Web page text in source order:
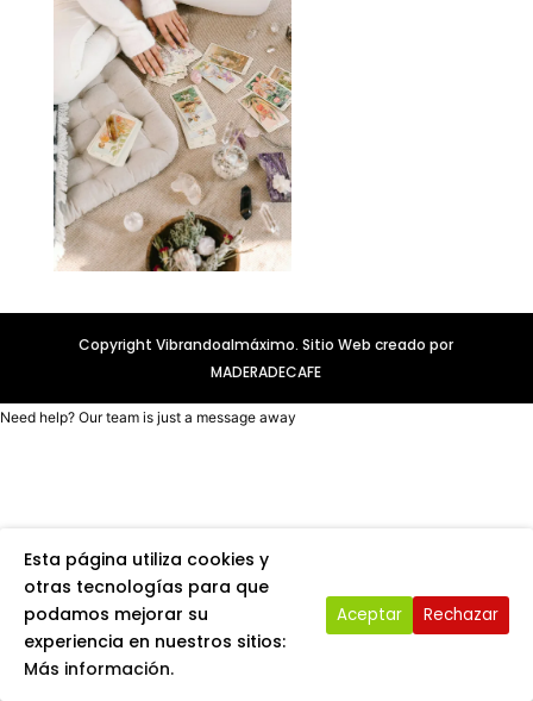
Copyright Vibrandoalmáximo. Sitio Web creado por
MADERADECAFE
Need help? Our team is just a message away
Esta página utiliza cookies y
otras tecnologías para que
podamos mejorar su
experiencia en nuestros sitios:
Más información.
Aceptar Rechazar